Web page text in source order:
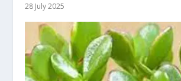
28 July 2025